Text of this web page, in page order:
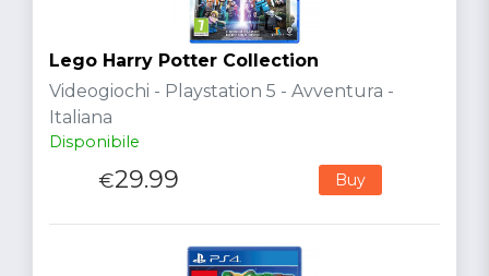
Lego Harry Potter Collection
Videogiochi - Playstation 5 - Avventura -
Italiana
Disponibile
€29.99 Buy